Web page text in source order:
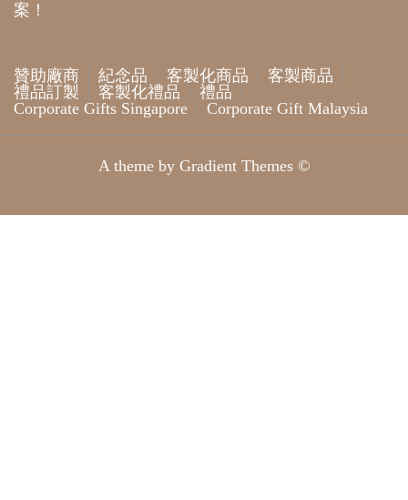
案！
贊助廠商 紀念品 客製化商品
客製商品
禮品訂製
客製化禮品
禮品
Corporate Gifts Singapore
Corporate Gift Malaysia
A theme by Gradient Themes ©